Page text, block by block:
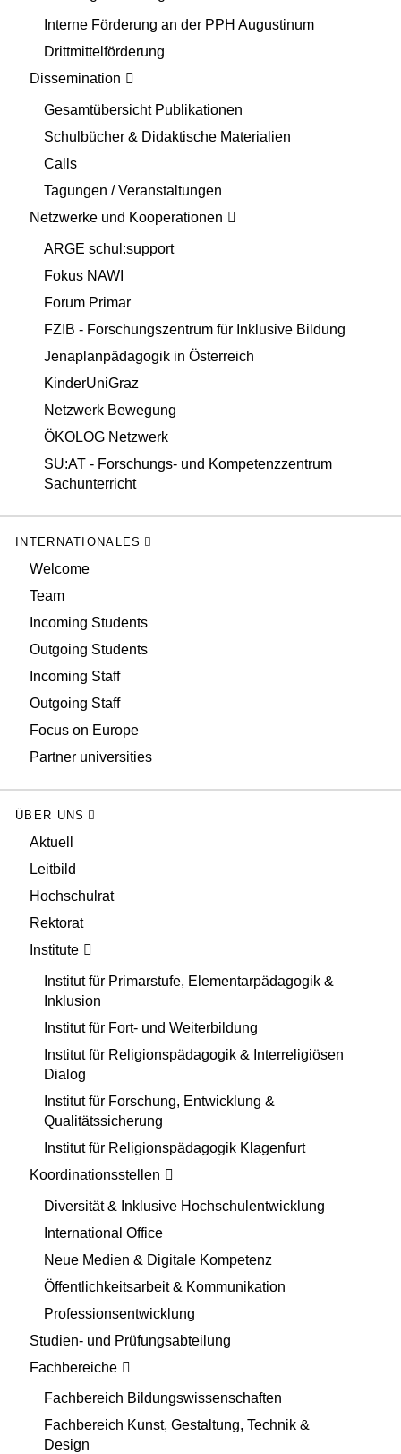
Interne Förderung an der PPH Augustinum
Drittmittelförderung
Dissemination
Gesamtübersicht Publikationen
Schulbücher & Didaktische Materialien
Calls
Tagungen / Veranstaltungen
Netzwerke und Kooperationen
ARGE schul:support
Fokus NAWI
Forum Primar
FZIB - Forschungszentrum für Inklusive Bildung
Jenaplanpädagogik in Österreich
KinderUniGraz
Netzwerk Bewegung
ÖKOLOG Netzwerk
SU:AT - Forschungs- und Kompetenzzentrum
Sachunterricht
INTERNATIONALES
Welcome
Team
Incoming Students
Outgoing Students
Incoming Staff
Outgoing Staff
Focus on Europe
Partner universities
ÜBER UNS
Aktuell
Leitbild
Hochschulrat
Rektorat
Institute
Institut für Primarstufe, Elementarpädagogik &
Inklusion
Institut für Fort- und Weiterbildung
Institut für Religionspädagogik & Interreligiösen
Dialog
Institut für Forschung, Entwicklung &
Qualitätssicherung
Institut für Religionspädagogik Klagenfurt
Koordinationsstellen
Diversität & Inklusive Hochschulentwicklung
International Office
Neue Medien & Digitale Kompetenz
Öffentlichkeitsarbeit & Kommunikation
Professionsentwicklung
Studien- und Prüfungsabteilung
Fachbereiche
Fachbereich Bildungswissenschaften
Fachbereich Kunst, Gestaltung, Technik &
Design